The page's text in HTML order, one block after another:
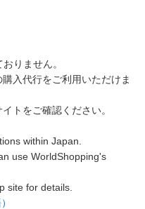
りません。
入代行をご利用いただけま
トをご確認ください。
within Japan.
use WorldShopping's
site for details.